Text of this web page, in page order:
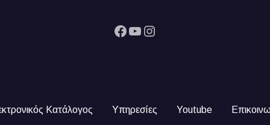
Facebook YouTube Instagram
Κατάλογος Υπηρεσίες Youtube